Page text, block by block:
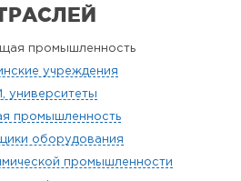
промышленность
учреждения
университеты
промышленность
оборудования
промышленности